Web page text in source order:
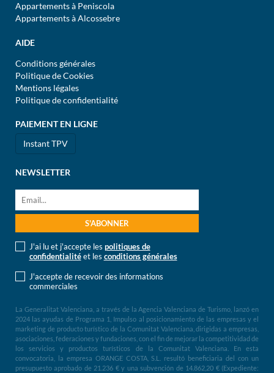
Appartements à Peniscola
Appartements à Alcossebre
AIDE
Conditions générales
Politique de Cookies
Mentions légales
Politique de confidentialité
PAIEMENT EN LIGNE
Instant TPV
NEWSLETTER
J'ai lu et j'accepte les politiques de
confidentialitéet les conditions générales
J'accepte de recevoir des informations
commerciales
La Generalitat Valenciana, a través de la Agencia Valenciana de Turismo, lanzó en
2024 las ayudas de Programa 1, Impulso al posicionamiento de las empresas y el
marketing de producto turístico de la Comunitat Valenciana, dirigidas a empresas,
asociaciones, federaciones y fundaciones, con el fin de mejorar la competitividad de
los servicios y productos turísticos de la Comunitat Valenciana. En esta
convocatoria, la empresa ORANGE COSTA, S.L. resultó beneficiaria del con un
presupuesto aprobado de 21.236 € y una subvención de 14.862,20 € (Expediente: